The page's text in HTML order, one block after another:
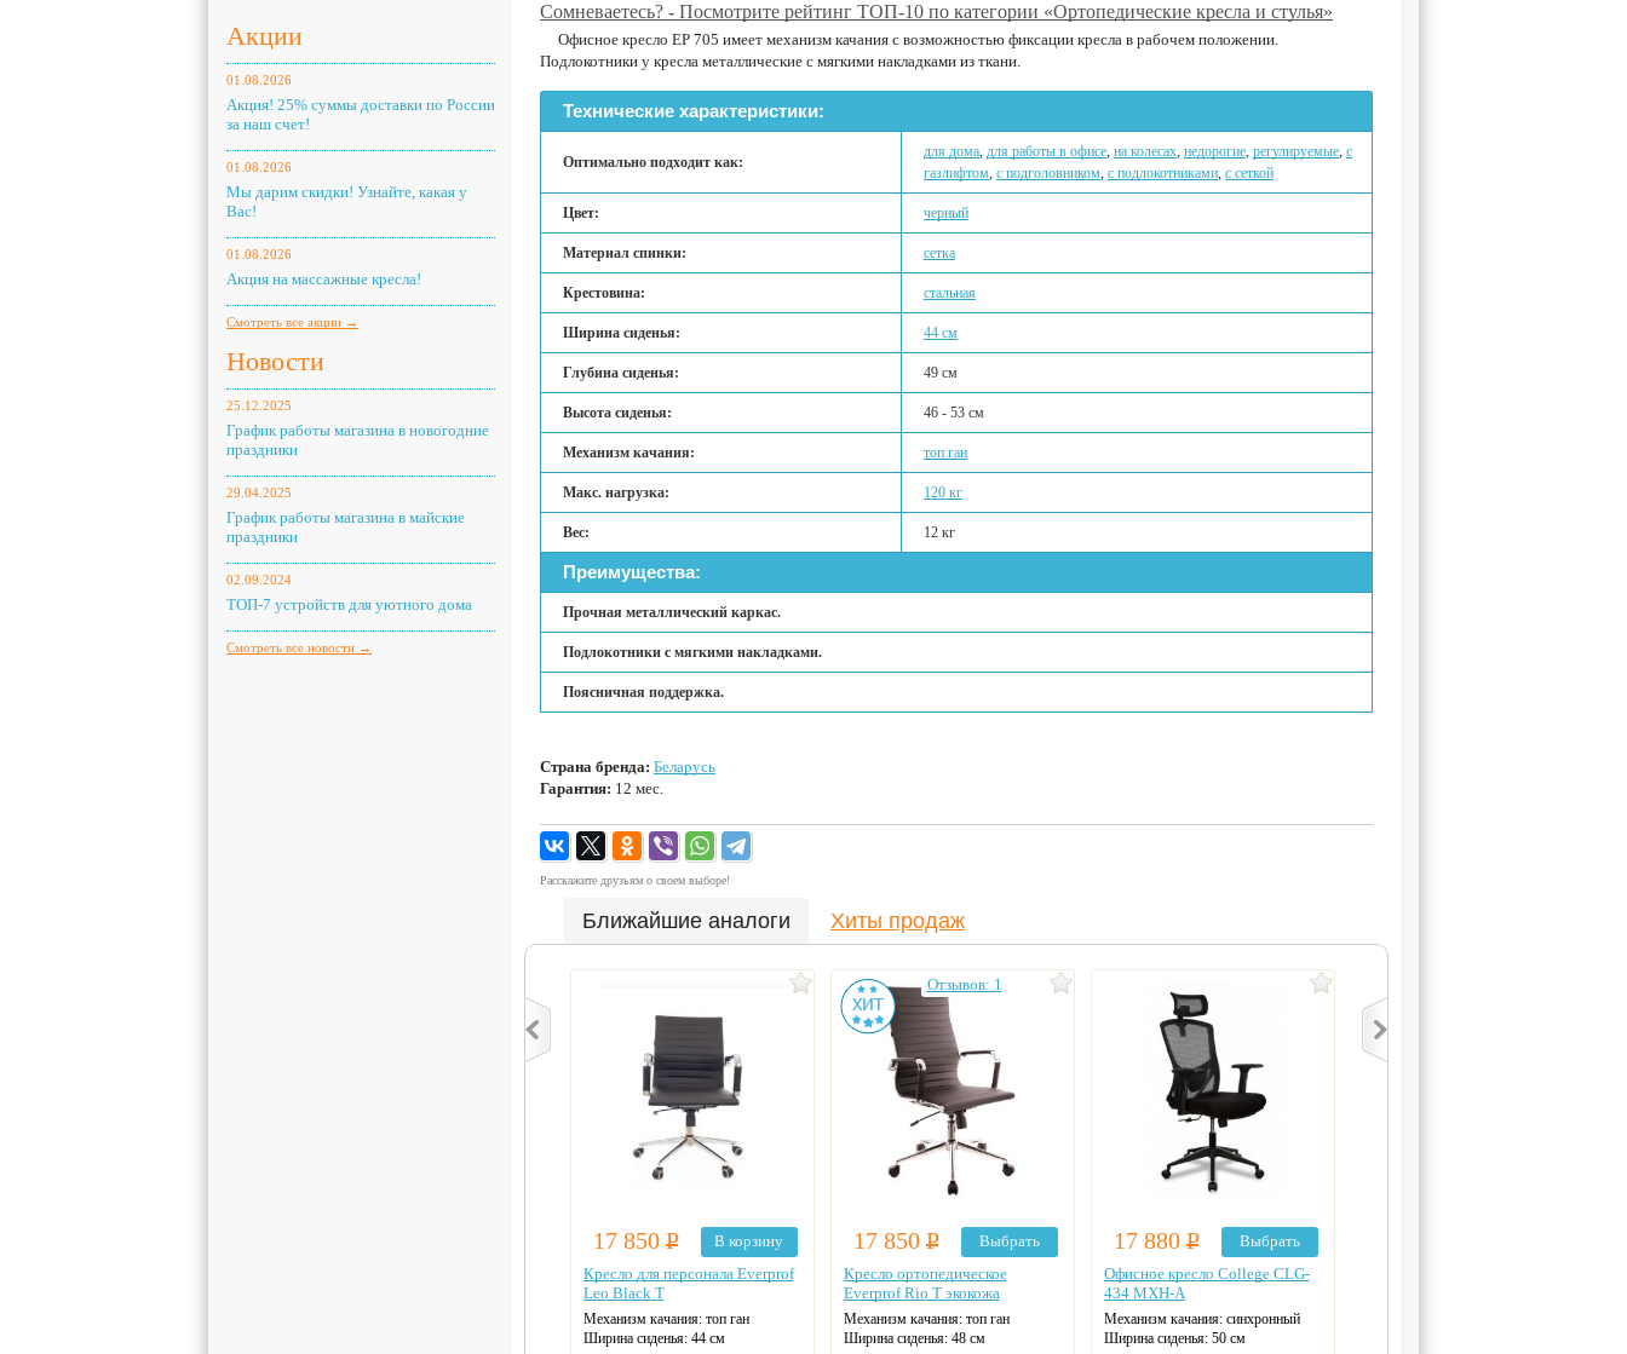
Акции
01.08.2026
Акция! 25% суммы доставки по России
за наш счет!
01.08.2026
Мы дарим скидки! Узнайте, какая у
Вас!
01.08.2026
Акция на массажные кресла!
Смотреть все акции →
Новости
25.12.2025
График работы магазина в новогодние
праздники
29.04.2025
График работы магазина в майские
праздники
02.09.2024
ТОП-7 устройств для уютного дома
Смотреть все новости →
Сомневаетесь? - Посмотрите рейтинг ТОП-10 по категории «Ортопедические кресла и стулья»
Офисное кресло EP 705 имеет механизм качания с возможностью фиксации кресла в рабочем положении.
Подлокотники у кресла металлические с мягкими накладками из ткани.
Технические характеристики:
Оптимально подходит как:
для дома, для работы в офисе, на колесах, недорогие, регулируемые, с
газлифтом, с подголовником, с подлокотниками, с сеткой
Цвет: черный
Материал спинки: сетка
Крестовина: стальная
Ширина сиденья: 44 см
Глубина сиденья: 49 см
Высота сиденья: 46 - 53 см
Механизм качания: топ ган
Макс. нагрузка: 120 кг
Вес: 12 кг
Преимущества:
Прочная металлический каркас.
Подлокотники с мягкими накладками.
Поясничная поддержка.
Страна бренда: Беларусь
Гарантия: 12 мес.
Расскажите друзьям о своем выборе!
Ближайшие аналоги Хиты продаж
17 850 Р
В корзину
Кресло для персонала Everprof
Leo Black T
Механизм качания: топ ган
Ширина сиденья: 44 см
Отзывов: 1
17 850 Р
Выбрать
Кресло ортопедическое
Everprof Rio T экокожа
Механизм качания: топ ган
Ширина сиденья: 48 см
17 880 Р
Выбрать
Офисное кресло College CLG-
434 MXH-A
Механизм качания: синхронный
Ширина сиденья: 50 см